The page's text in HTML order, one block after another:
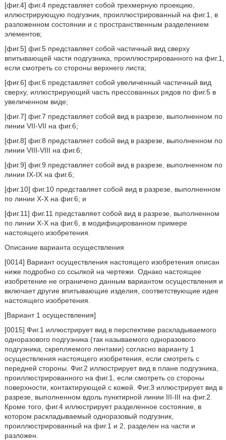
[фиг.4] фиг.4 представляет собой трехмерную проекцию,
иллюстрирующую подгузник, проиллюстрированный на фиг.1, в
разложенном состоянии и с пространственным разделением
элементов;
[фиг.5] фиг.5 представляет собой частичный вид сверху
впитывающей части подгузника, проиллюстрированного на фиг.1,
если смотреть со стороны верхнего листа;
[фиг.6] фиг.6 представляет собой увеличенный частичный вид
сверху, иллюстрирующий часть прессованных рядов по фиг.5 в
увеличенном виде;
[фиг.7] фиг.7 представляет собой вид в разрезе, выполненном по
линии VII-VII на фиг.6;
[фиг.8] фиг.8 представляет собой вид в разрезе, выполненном по
линии VIII-VIII на фиг.6;
[фиг.9] фиг.9 представляет собой вид в разрезе, выполненном по
линии IX-IX на фиг.6;
[фиг.10] фиг.10 представляет собой вид в разрезе, выполненном
по линии X-X на фиг.6; и
[фиг.11] фиг.11 представляет собой вид в разрезе, выполненном
по линии X-X на фиг.6, в модифицированном примере
настоящего изобретения.
Описание варианта осуществления
[0014] Вариант осуществления настоящего изобретения описан
ниже подробно со ссылкой на чертежи. Однако настоящее
изобретение не ограничено данным вариантом осуществления и
включает другие впитывающие изделия, соответствующие идее
настоящего изобретения.
[Вариант 1 осуществления]
[0015] Фиг.1 иллюстрирует вид в перспективе раскладываемого
одноразового подгузника (так называемого одноразового
подгузника, скрепляемого лентами) согласно варианту 1
осуществления настоящего изобретения, если смотреть с
передней стороны. Фиг.2 иллюстрирует вид в плане подгузника,
проиллюстрированного на фиг.1, если смотреть со стороны
поверхности, контактирующей с кожей. Фиг.3 иллюстрирует вид в
разрезе, выполненном вдоль пунктирной линии III-III на фиг.2.
Кроме того, фиг.4 иллюстрирует разделенное состояние, в
котором раскладываемый одноразовый подгузник,
проиллюстрированный на фиг.1 и 2, разделен на части и
разложен.